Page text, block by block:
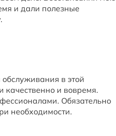
и дали полезные
в этой
качественно и вовремя.
Обязательно
необходимости.